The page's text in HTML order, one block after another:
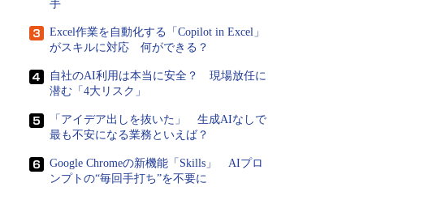
手
Excel作業を自動化する「Copilot in Excel」
がスキルに対応 何ができる？
自社のAI利用は本当に安全？ 現場放任に
潜む「4大リスク」
「アイデア出しを抜いた」 生成AIなしで
最も不安になる業務といえば？
Google Chromeの新機能「Skills」 AIプロ
ンプトの“毎回手打ち”を不要に